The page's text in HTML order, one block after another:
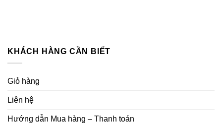
KHÁCH HÀNG CẦN BIẾT
Giỏ hàng
Liên hệ
Hướng dẫn Mua hàng – Thanh toán